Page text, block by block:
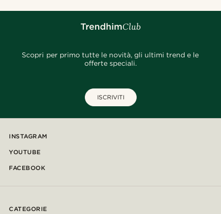
Scopri per primo tutte le novità, gli ultimi trend e le
offerte speciali.
ISCRIVITI
INSTAGRAM
YOUTUBE
FACEBOOK
CATEGORIE